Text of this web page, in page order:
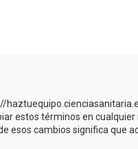
estos términos en
esos cambios significa que